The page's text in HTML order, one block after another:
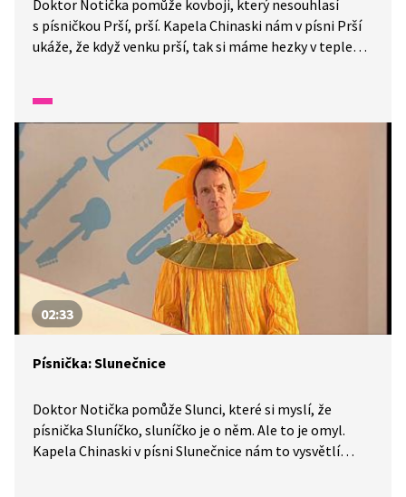
Doktor Notička pomůže kovboji, který nesouhlasí
s písničkou Prší, prší. Kapela Chinaski nám v písni Prší
ukáže, že když venku prší, tak si máme hezky v teple
02:33
Písnička: Slunečnice
Doktor Notička pomůže Slunci, které si myslí, že
písnička Sluníčko, sluníčko je o něm. Ale to je omyl.
Kapela Chinaski v písni Slunečnice nám to vysvětlí